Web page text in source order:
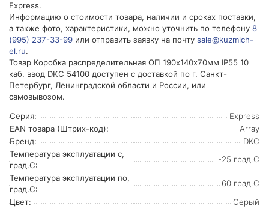
Express.
Информацию о стоимости товара, наличии и сроках поставки,
а также фото, характеристики, можно уточнить по телефону 8
(995) 237-33-99 или отправить заявку на почту sale@kuzmich-
el.ru.
Товар Коробка распределительная ОП 190х140х70мм IP55 10
каб. ввод DKC 54100 доступен с доставкой по г. Санкт-
Петербург, Ленинградской области и России, или
самовывозом.
Серия:
Express
EAN товара (Штрих-код):
Array
Бренд:
DKC
Температура эксплуатации с,
град.C:
-25 град.C
Температура эксплуатации по,
град.C:
60 град.C
Цвет:
Серый